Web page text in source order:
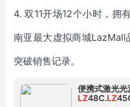
4. 双11开场12个小时，拥
南亚最大虚拟商城LazMall
突破销售记录。
便携式激光
LZ48C.LZ